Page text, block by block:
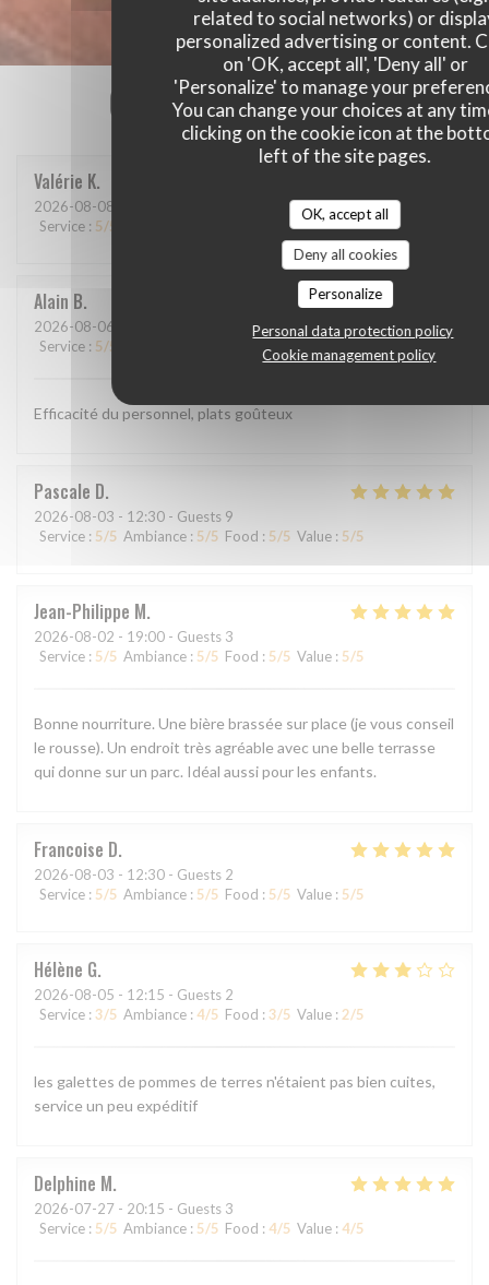
related to social networks) or
personalized advertising or content.
on 'OK, accept all', 'Deny all' or
'Personalize' to manage your
You can change your choices at any
clicking on the cookie icon at the
left of the site pages.
OK, accept all
Deny all cookies
Personalize
Personal data protection policy
Cookie management policy
Our customer ratings
Valérie K
2026-08-08
Service : 5/5 /5 Value:4/5
Alain B
2026-08-06
Service : 5/5 4 /5 Value
Efficacité du personnel, plats goûteux
Pascale D
2026-08-03 - 12:30 - Guests 9
Service : 5/5 Ambiance : 5/5 Food : 5/5 Value : 5/5
Jean-Philippe M
2026-08-02 - 19:00 - Guests 3
Service : 5/5 Ambiance : 5/5 Food : 5/5 Value : 5/5
Bonne nourriture. Une bière brassée sur place (je vous conseil
le rousse). Un endroit très agréable avec une belle terrasse
qui donne sur un parc. Idéal aussi pour les enfants.
Francoise D
2026-08-03 - 12:30 - Guests 2
Service : 5/5 Ambiance : 5/5 Food : 5/5 Value : 5/5
Hélène G
2026-08-05 - 12:15 - Guests 2
Service : 3/5 Ambiance : 4/5 Food : 3/5 Value : 2/5
les galettes de pommes de terres n'étaient pas bien cuites,
service un peu expéditif
Delphine M
2026-07-27 - 20:15 - Guests 3
Service : 5/5 Ambiance : 5/5 Food : 4/5 Value : 4/5